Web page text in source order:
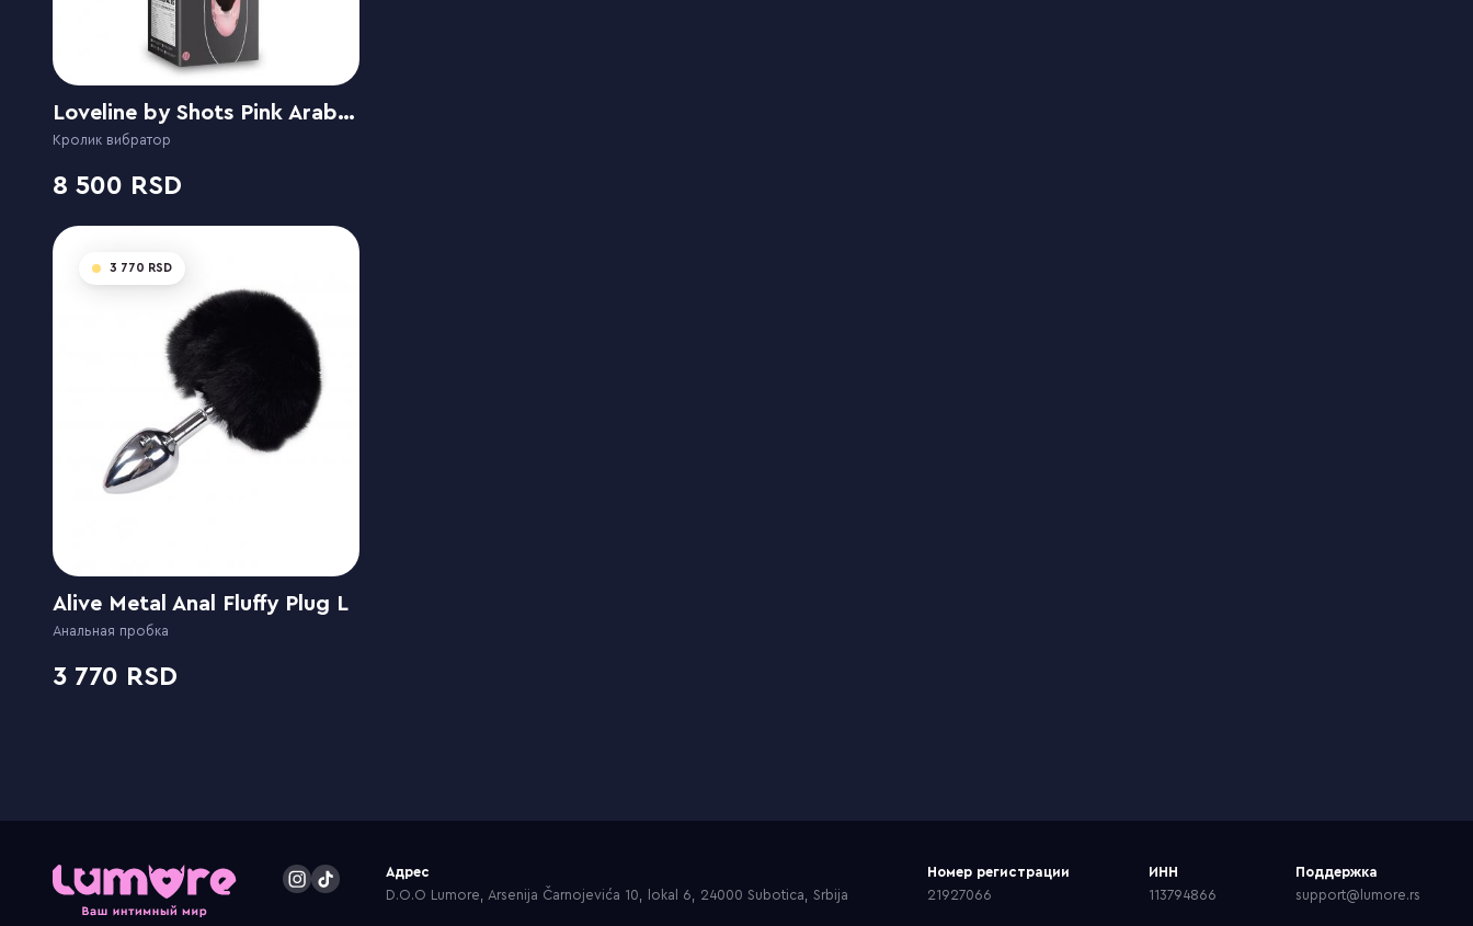
Loveline by Shots Pink Arabesque
Кролик вибратор
8 500
3 770
Alive Metal Anal Fluffy Plug L
Анальная пробка
3 770
Адрес
D.O.O Lumore, Arsenija Čarnojevića 10, lokal 6, 24000 Subotica, Srbija
Номер регистрации
21927066
ИНН
113794866
Поддержка
support@lumore.rs